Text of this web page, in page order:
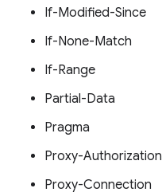
If-Modified-Since
If-None-Match
If-Range
Partial-Data
Pragma
Proxy-Authorization
Proxy-Connection